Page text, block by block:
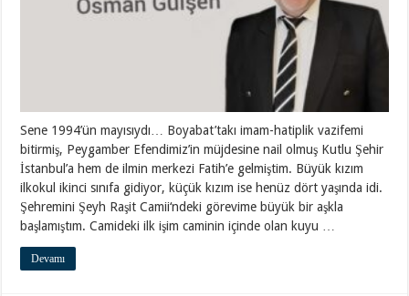
Sene 1994’ün mayısıydı… Boyabat’takı imam-hatiplik vazifemi
bitirmiş, Peygamber Efendimiz’in müjdesine nail olmuş Kutlu Şehir
İstanbul’a hem de ilmin merkezi Fatih’e gelmiştim. Büyük kızım
ilkokul ikinci sınıfa gidiyor, küçük kızım ise henüz dört yaşında idi.
Şehremini Şeyh Raşit Camii‘ndeki görevime büyük bir aşkla
başlamıştım. Camideki ilk işim caminin içinde olan kuyu …
Devamı